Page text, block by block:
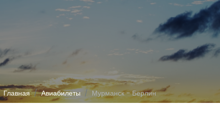
Главная Авиабилеты Мурманск - Берлин